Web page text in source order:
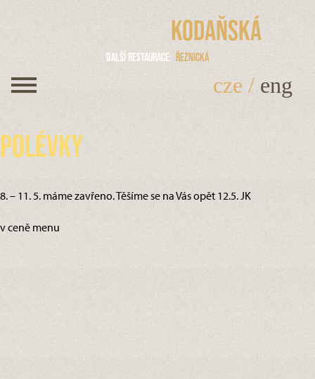
Kodaňská
Další restaurace Řeznická
cze / eng
Polévky
8. – 11. 5. máme zavřeno. Těšíme se na Vás opět 12.5. JK
v ceně menu